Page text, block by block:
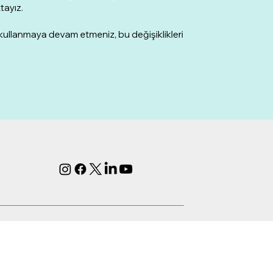
devam etmeniz, bu değişiklikleri